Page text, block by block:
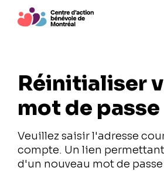
Réinitialiser
mot de passe
Veuillez saisir l'adresse
compte. Un lien
d'un nouveau mot de passe